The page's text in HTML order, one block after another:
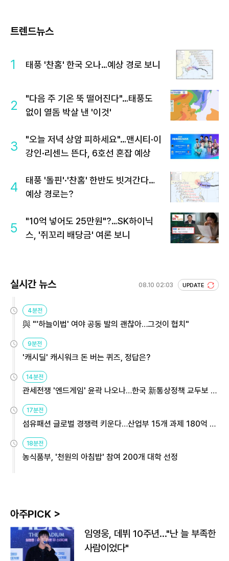
트렌드뉴스
1 태풍 '찬홈' 한국 오나…예상 경로 보니
2
"다음 주 기온 뚝 떨어진다"…태풍도
없이 열돔 박살 낸 '이것'
3
"오늘 저녁 상암 피하세요"…맨시티·이
강인·리센느 뜬다, 6호선 혼잡 예상
4
태풍 '돌핀'·'찬홈' 한반도 빗겨간다…
예상 경로는?
5
"10억 넣어도 25만원"?…SK하이닉
스, '쥐꼬리 배당금' 여론 보니
실시간 뉴스 08.10 02:03 UPDATE
4분전
與 "'하늘이법' 여야 공동 발의 괜찮아…그것이 협치"
9분전
'캐시딜' 캐시워크 돈 버는 퀴즈, 정답은?
14분전
관세전쟁 '엔드게임' 윤곽 나오나…한국 新통상정책 교두보 활
용해야
17분전
섬유패션 글로벌 경쟁력 키운다…산업부 15개 과제 180억 지
원
18분전
농식품부, '천원의 아침밥' 참여 200개 대학 선정
아주PICK >
임영웅, 데뷔 10주년…"난 늘 부족한
사람이었다"